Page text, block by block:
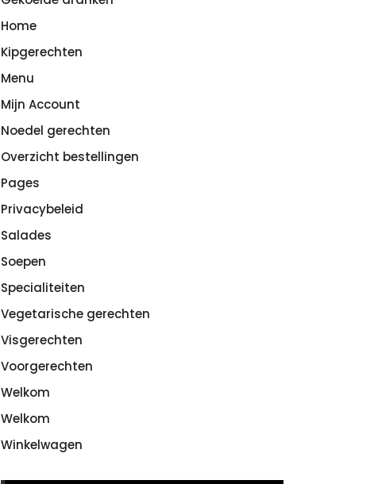
Home
Kipgerechten
Menu
Mijn Account
Noedel gerechten
Overzicht bestellingen
Pages
Privacybeleid
Salades
Soepen
Specialiteiten
Vegetarische gerechten
Visgerechten
Voorgerechten
Welkom
Welkom
Winkelwagen